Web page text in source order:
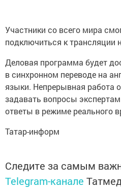
Участники со всего мира
подключиться к трансляции
Деловая программа будет
в синхронном переводе на
языки. Непрерывная работа
задавать вопросы
ответы в режиме реального
Татар-информ
Следите за самым
Telegram-канале